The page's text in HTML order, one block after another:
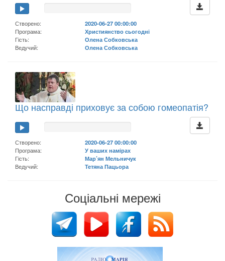
Створено:
2020-06-27 00:00:00
Програма:
Християнство сьогодні
Гість:
Олена Собковська
Ведучий:
Олена Собковська
Що насправді приховує за собою гомеопатія?
Створено:
2020-06-27 00:00:00
Програма:
У ваших намірах
Гість:
Мар’ян Мельничук
Ведучий:
Тетяна Пацьора
Соціальні мережі